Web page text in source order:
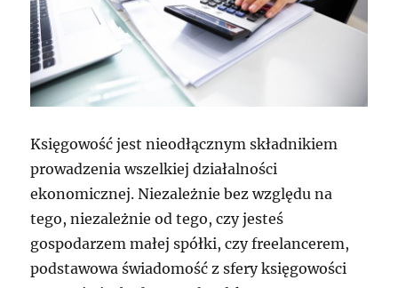
Księgowość jest nieodłącznym składnikiem
prowadzenia wszelkiej działalności
ekonomicznej. Niezależnie bez względu na
tego, niezależnie od tego, czy jesteś
gospodarzem małej spółki, czy freelancerem,
podstawowa świadomość z sfery księgowości